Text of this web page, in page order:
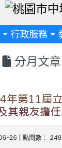
行政服務
分月文章
年第11屆
其親友擔
26 | 點閱數： 249